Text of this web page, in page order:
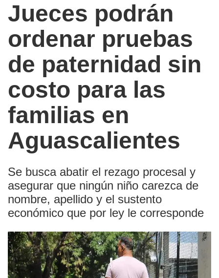
Jueces podrán
ordenar pruebas
de paternidad sin
costo para las
familias en
Aguascalientes
Se busca abatir el rezago procesal y
asegurar que ningún niño carezca de
nombre, apellido y el sustento
económico que por ley le corresponde